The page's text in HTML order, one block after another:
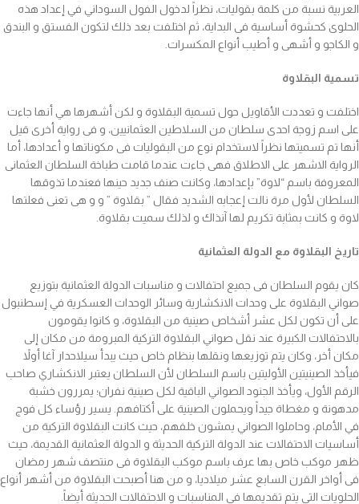
العربية نسبة من كلمة بقوليات، نظراً لدخول الفول السوداني في إعداد هذه
الحلوى كحشوة أساسية فى البداية، ثم اختلفت بعد ذلك لتكون الفستق و البندق
و الكاجو و أشهى و أطيب أنواع المكسرات.
تسمية البقلاوة
اختلفت و تعددت الأقاويل حول تسمية البقلاوة و لكن أشهرها هي أنها جاءت
على اسم زوجة احدى سلطان من السلاطين العثمانيين، و فى رواية أخرى قيل
أنها تم تسميتها نظراً لاستخدام نوع من البقوليات فى مكوناتها و أعدادها، أما
الرواية الاشهر على الاطلاق فهى جاءت عندما قامت طباخة السلطان العثمانى
المعروفة باسم “لاوة” بإعدادها، وكانت صنف جديد حينها فعندما تذوقها
السلطان لأول مرة نالت إعجابه الشديد فقال ” بقلاوة ” و و هى تعنى فعلتها
لاوة و كانت بمثابة تكريم لها آنذاك و لذلك سميت بقلاوة.
تاريخ البقلاوة مع الدولة العثمانية
كان يقوم السلطان فى جميع احتفالات و مناسبات الدولة العثمانية بتوزيع
صواني البقلاوة على وحدات الانكشارية وسائر الوحدات العسكرية في إسطنبول
على أن تكون لكل عشر أشخاص صينية من البقلاوة، و كانوا يقومون
بالاحتفالات الكبيرة عند نقل صواني البقلاوة التركية المبرومة من مكان إلى
مكان أخر، وكان يتم توزيعها ونقلها بنظام خاص حيث يبدأ سيلاحدار آغا أولاً
فيأخذ الصينيتين الأوليتين باسم السلطان لأن السلطان يعتبر الانكشاري صاحب
الرقم الأول، ويأخذ الجنود الصواني الباقية لكل صينية نفران؛ يمررون خشبة
مدهونة و مغطاة جيداً ويحملون الصينية على أكتافهم. يسير رؤساء كل فوج
في الأمام، وحاملوا الصواني يمشون خلفهم، حيث كانت البقلاوة التركية من
أساسيات الاحتفالات عند الدولة التركية الحديثة و الدولة العثمانية القديمة، حيث
ظهر موكب خاص بها عرف باسم موكب البقلاوة فى منتصف شهر رمضان
فى أواخر القرن السابع عشر ميلاديا، و من هنا أصبحت البقلاوة من أشهر أنواع
الحلويات التى يتم تقديمها فى المناسبات و الاحتفالات الحديثة أيضاً.